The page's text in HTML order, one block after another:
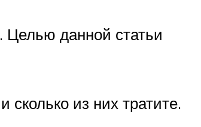
Целью данной статьи
сколько из них тратите.